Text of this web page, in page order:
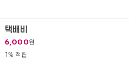
택배비
6,000원
1% 적립